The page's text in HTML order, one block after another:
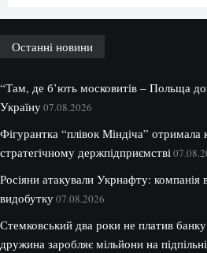
Останні новини
“Там, де б’ють московитів – Польща
Україну07.08.2026
Фігурантка “плівок Міндіча” отримала
стратегічному держпідприємстві
Росіяни атакували Укрнафту: компанія
видобутку07.08.2026
Стемковський два роки не платив
дружина заробляє мільйони на